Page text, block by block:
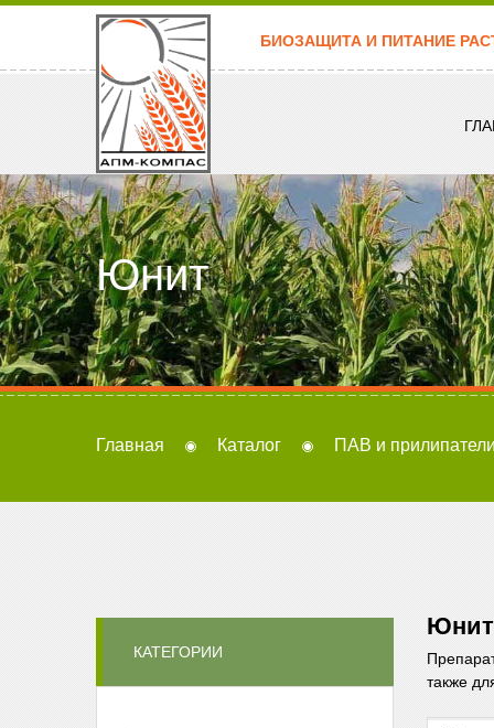
БИОЗАЩИТА И ПИТАНИЕ
Юнит
Главная Каталог ПАВ и прилипатели
Юнит
также
КАТЕГОРИИ